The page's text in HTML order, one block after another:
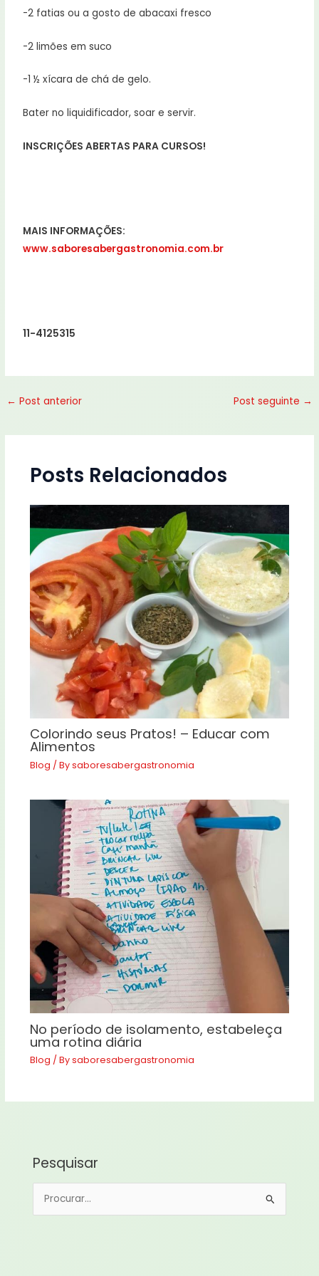
-2 fatias ou a gosto de abacaxi fresco
-2 limões em suco
-1 ½ xícara de chá de gelo.
Bater no liquidificador, soar e servir.
INSCRIÇÕES ABERTAS PARA CURSOS!
MAIS INFORMAÇÕES:
www.saboresabergastronomia.com.br
11-4125315
← Post anterior Post seguinte →
Posts Relacionados
Colorindo seus Pratos! – Educar com
Alimentos
Blog / Bysaboresabergastronomia
No período de isolamento, estabeleça
uma rotina diária
Blog / Bysaboresabergastronomia
Pesquisar